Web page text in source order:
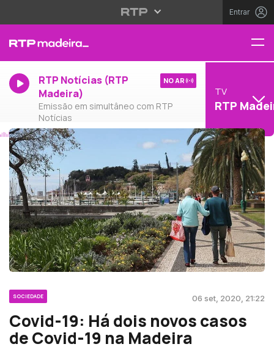
Entrar
RTP Notícias (RTP
Madeira)
Emissão em simultâneo com RTP
Notícias
NO AR
TV
RTP
SOCIEDADE 06 set, 2020, 21:22
Covid-19: Há dois novos casos
de Covid-19 na Madeira